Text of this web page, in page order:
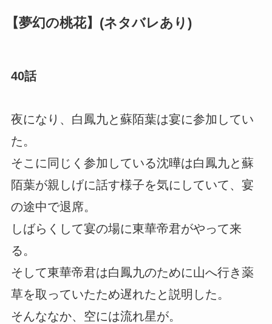
【夢幻の桃花】(ネタバレあり)
40話
夜になり、白鳳九と蘇陌葉は宴に参加してい
た。
そこに同じく参加している沈曄は白鳳九と蘇
陌葉が親しげに話す様子を気にしていて、宴
の途中で退席。
しばらくして宴の場に東華帝君がやって来
る。
そして東華帝君は白鳳九のために山へ行き薬
草を取っていたため遅れたと説明した。
そんななか、空には流れ星が。